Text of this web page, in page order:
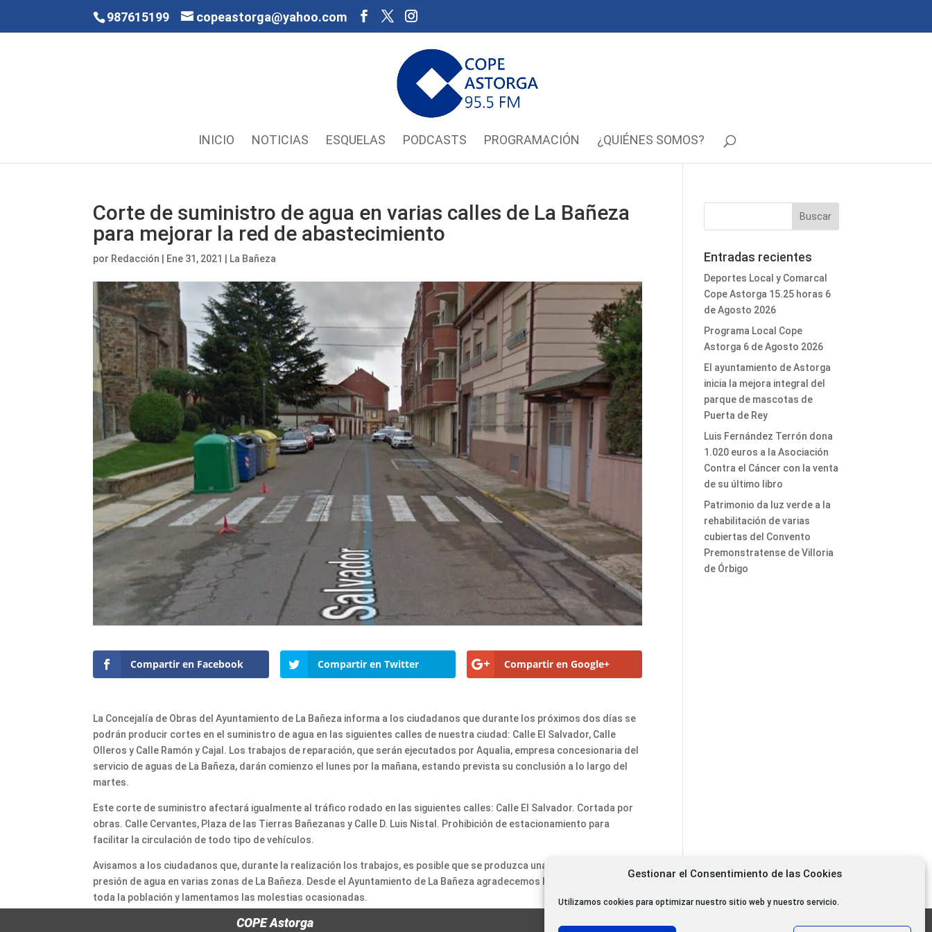
Gestionar el Consentimiento de las Cookies
Utilizamos cookies para optimizar nuestro sitio web y nuestro servicio.
987615199 copeastorga@yahoo.com
INICIO NOTICIAS ESQUELAS PODCASTS PROGRAMACIÓN ¿QUIÉNES SOMOS?
Corte de suministro de agua en varias calles de La Bañeza
para mejorar la red de abastecimiento
por Redacción Ene 31, 2021 La Bañeza
Compartir en Facebook Compartir en Twitter Compartir en Google+
La Concejalía de Obras del Ayuntamiento de La Bañeza informa a los ciudadanos que durante los próximos dos días se
podrán producir cortes en el suministro de agua en las siguientes calles de nuestra ciudad: Calle El Salvador, Calle
Olleros y Calle Ramón y Cajal. Los trabajos de reparación, que serán ejecutados por Aqualia, empresa concesionaria del
servicio de aguas de La Bañeza, darán comienzo el lunes por la mañana, estando prevista su conclusión a lo largo del
martes.
Este corte de suministro afectará igualmente al tráfico rodado en las siguientes calles: Calle El Salvador. Cortada por
obras. Calle Cervantes, Plaza de las Tierras Bañezanas y Calle D. Luis Nistal. Prohibición de estacionamiento para
facilitar la circulación de todo tipo de vehículos.
Avisamos a los ciudadanos que, durante la realización los trabajos, es posible que se produzca una reducción de la
presión de agua en varias zonas de La Bañeza. Desde el Ayuntamiento de La Bañeza agradecemos la comprensión de
toda la población y lamentamos las molestias ocasionadas.
Entradas recientes
Deportes Local y Comarcal
Cope Astorga 15.25 horas 6
de Agosto 2026
Programa Local Cope
Astorga 6 de Agosto 2026
El ayuntamiento de Astorga
inicia la mejora integral del
parque de mascotas de
Puerta de Rey
Luis Fernández Terrón dona
1.020 euros a la Asociación
Contra el Cáncer con la venta
de su último libro
Patrimonio da luz verde a la
rehabilitación de varias
cubiertas del Convento
Premonstratense de Villoria
de Órbigo
COPE Astorga 11.000 oyentes diarios